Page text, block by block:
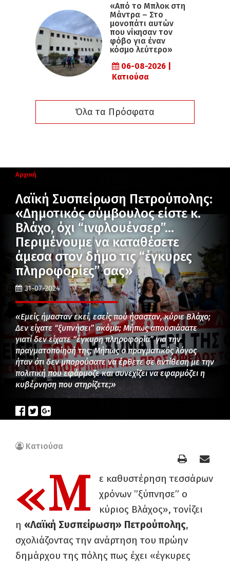
«Από το Μπλοκ στη
Μάντρα – Στο
μονοπάτι αυτών
που νίκησαν τον
φόβο για έναν
κόσμο λεύτερο»
06-08-2026 |
Κατιούσα
Όλα τα Πρόσφατα
Αρχική
Λαϊκή Συσπείρωση Πετρούπολης:
«Δημοτικός σύμβουλος είστε κ.
Βλάχο, όχι “ινφλουένσερ”…
Περιμένουμε να καταθέσετε
άμεσα στον δήμο τις “έγκυρες
πληροφορίες” σας»
31-07-2024
«Εμείς ήμασταν εκεί, εσείς πού ήσασταν, κύριε Βλάχο;
Δεν είχατε “ξυπνήσει” ακόμα; Μήπως απουσιάσατε
γιατί δεν είχατε “έγκυρη πληροφορία” για την
πραγματοποίησή της; Μήπως ο πραγματικός λόγος
ήταν ότι δεν μπορούσατε να έρθετε σε αντίθεση με την
πολιτική που εφάρμοζε και συνεχίζει να εφαρμόζει η
κυβέρνηση που στηρίζετε;»
Κατιούσα
«Μ
ε καθυστέρηση τεσσάρων
χρόνων ”ξύπνησε” ο
κύριος Βλάχος», τονίζει
η «Λαϊκή Συσπείρωση» Πετρούπολης,
σχολιάζοντας την ανάρτηση του πρώην
δημάρχου της πόλης πως έχει «έγκυρες